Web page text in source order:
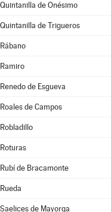
Quintanilla de Onésimo
Quintanilla de Trigueros
Rábano
Ramiro
Renedo de Esgueva
Roales de Campos
Robladillo
Roturas
Rubí de Bracamonte
Rueda
Saelices de Mayorga